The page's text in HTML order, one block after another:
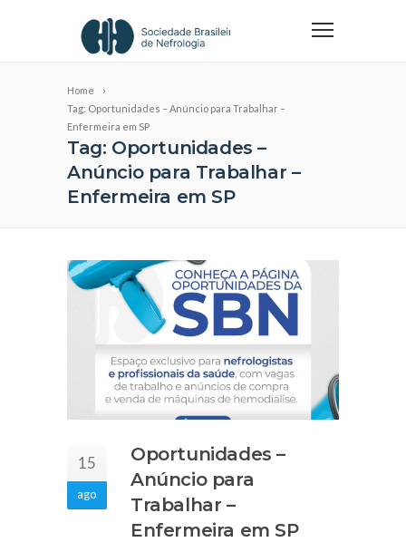
Home
Tag: Oportunidades – Anúncio para Trabalhar –
Enfermeira em SP
Tag: Oportunidades –
Anúncio para Trabalhar –
Enfermeira em SP
15
ago
Oportunidades –
Anúncio para
Trabalhar –
Enfermeira em SP